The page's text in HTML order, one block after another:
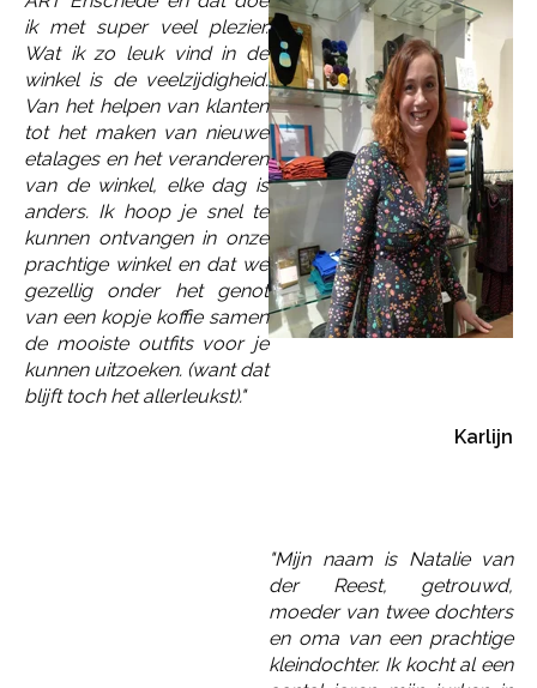
ik met super veel plezier.
Wat ik zo leuk vind in de
winkel is de veelzijdigheid.
Van het helpen van klanten
tot het maken van nieuwe
etalages en het veranderen
van de winkel, elke dag is
anders. Ik hoop je snel te
kunnen ontvangen in onze
prachtige winkel en dat we
gezellig onder het genot
van een kopje koffie samen
de mooiste outfits voor je
kunnen uitzoeken. (want dat
blijft toch het allerleukst)."
Karlijn
"Mijn naam is Natalievan
der Reest, getrouwd,
moeder van twee dochters
en oma van een prachtige
kleindochter. Ik kocht al een